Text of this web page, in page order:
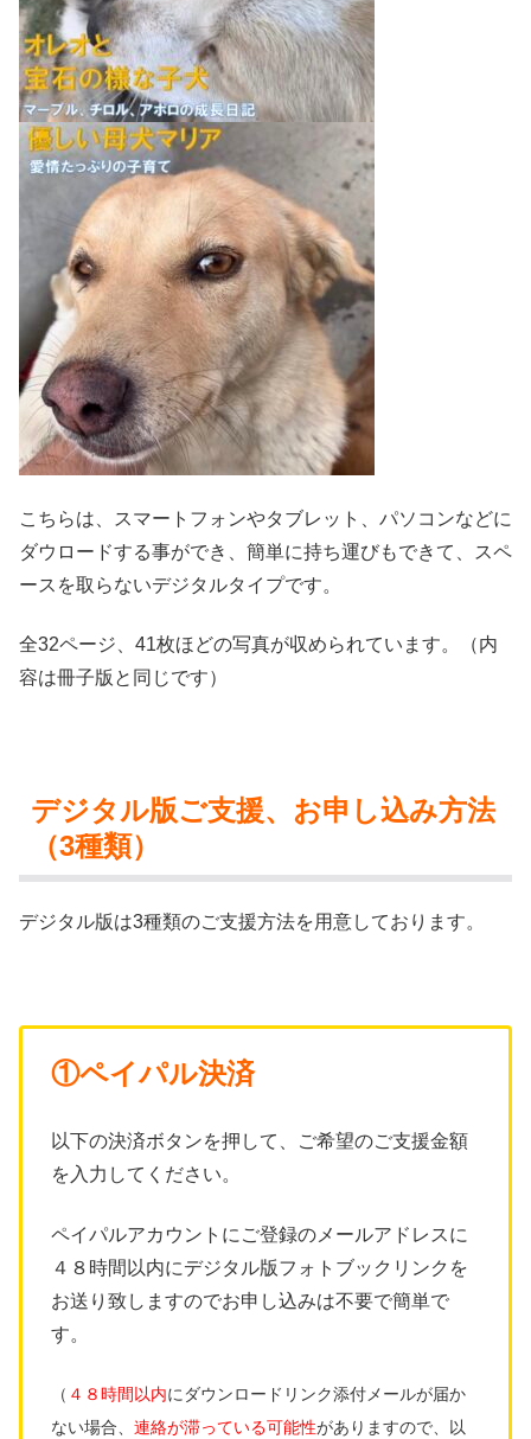
こちらは、スマートフォンやタブレット、パソコンなどに
ダウロードする事ができ、簡単に持ち運びもできて、スペ
ースを取らないデジタルタイプです。
全32ページ、41枚ほどの写真が収められています。（内
容は冊子版と同じです）
デジタル版ご支援、お申し込み方法
（3種類）
デジタル版は3種類のご支援方法を用意しております。
①ペイパル決済
以下の決済ボタンを押して、ご希望のご支援金額
を入力してください。
ペイパルアカウントにご登録のメールアドレスに
４８時間以内にデジタル版フォトブックリンクを
お送り致しますのでお申し込みは不要で簡単で
す。
（ ４８時間以内にダウンロードリンク添付メールが届か
ない場合、 連絡が滞っている可能性がありますので、以